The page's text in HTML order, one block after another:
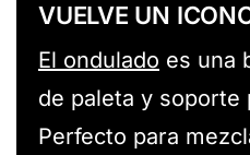
VUELVE UN
El ondulado es una
de paleta y soporte
Perfecto para